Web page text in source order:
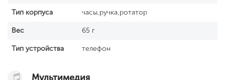
Тип корпуса часы,ручка,ротатор
Вес 65 г
Тип устройства телефон
Мультимедия